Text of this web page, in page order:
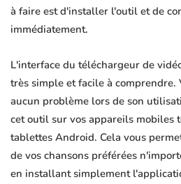
à faire est d'installer l'outil et de
immédiatement.
L'interface du téléchargeur de
très simple et facile à comprendre.
aucun problème lors de son
cet outil sur vos appareils mobiles
tablettes Android. Cela vous
de vos chansons préférées
en installant simplement